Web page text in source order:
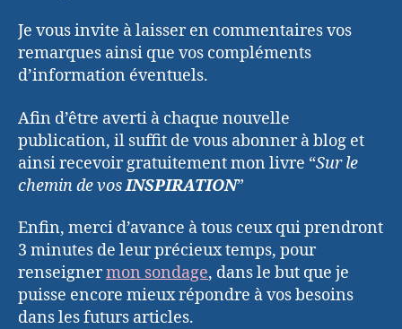
Je vous invite à laisser en commentaires vos
remarques ainsi que vos compléments
d’information éventuels.
Afin d’être averti à chaque nouvelle
publication, il suffit de vous abonner à blog et
ainsi recevoir gratuitement mon livre “Sur le
chemin de vosINSPIRATION”
Enfin, merci d’avance à tous ceux qui prendront
3 minutes de leur précieux temps, pour
renseignermon sondage, dans le but que je
puisse encore mieux répondre à vos besoins
dans les futurs articles.